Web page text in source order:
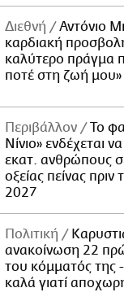
Διεθνή
Αντόνιο
καρδιακή
καλύτερο πράγμα
ποτέ στη ζωή μου»
Περιβάλλον
Το
Νίνιο» ενδέχεται
εκατ. ανθρώπους
οξείας πείνας πριν
2027
Πολιτική
ανακοίνωση 22
του κόμματός της
καλά γιατί